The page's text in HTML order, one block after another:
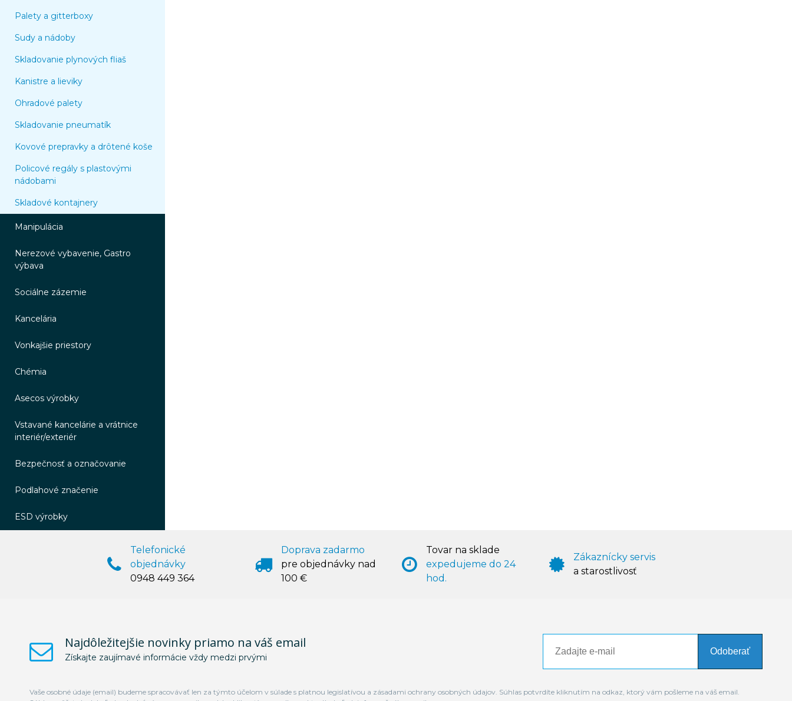
Palety a gitterboxy
Sudy a nádoby
Skladovanie plynových fliaš
Kanistre a lieviky
Ohradové palety
Skladovanie pneumatík
Kovové prepravky a drôtené koše
Policové regály s plastovými
nádobami
Skladové kontajnery
Manipulácia
Nerezové vybavenie, Gastro
výbava
Sociálne zázemie
Kancelária
Vonkajšie priestory
Chémia
Asecos výrobky
Vstavané kancelárie a vrátnice
interiér/exteriér
Bezpečnosť a označovanie
Podlahové značenie
ESD výrobky
Telefonické
objednávky
0948 449 364
Doprava zadarmo
pre objednávky nad
100 €
Tovar na sklade
expedujeme do 24
hod.
Zákaznícky servis
a starostlivosť
Najdôležitejšie novinky priamo na váš email
Získajte zaujímavé informácie vždy medzi prvými
Odoberať
Vaše osobné údaje (email) budeme spracovávať len za týmto účelom v súlade s platnou legislatívou a zásadami ochrany osobných údajov. Súhlas potvrdíte kliknutím na odkaz, ktorý vám pošleme na váš email.